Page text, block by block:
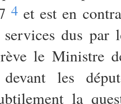
4 et est en
services dus
le Ministre
les
la